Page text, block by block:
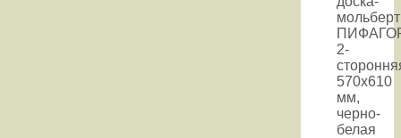
мольберт
2-
570х610
мм,
черно-
белая